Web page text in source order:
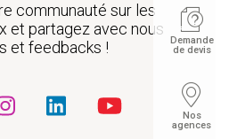
communauté sur les
et partagez avec nous
et feedbacks !
Demande
de devis
Nos
agences